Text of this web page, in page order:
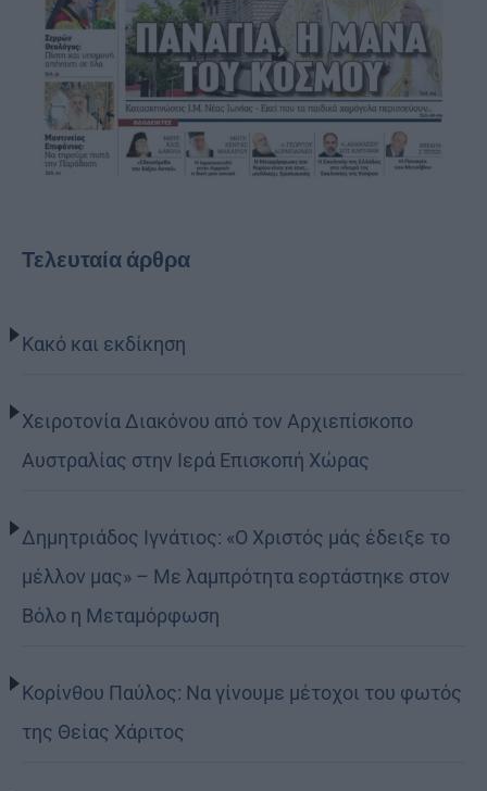
Τελευταία άρθρα
Κακό και εκδίκηση
Χειροτονία Διακόνου από τον Αρχιεπίσκοπο
Αυστραλίας στην Ιερά Επισκοπή Χώρας
Δημητριάδος Ιγνάτιος: «Ο Χριστός μάς έδειξε το
μέλλον μας» – Με λαμπρότητα εορτάστηκε στον
Βόλο η Μεταμόρφωση
Κορίνθου Παύλος: Να γίνουμε μέτοχοι του φωτός
της Θείας Χάριτος